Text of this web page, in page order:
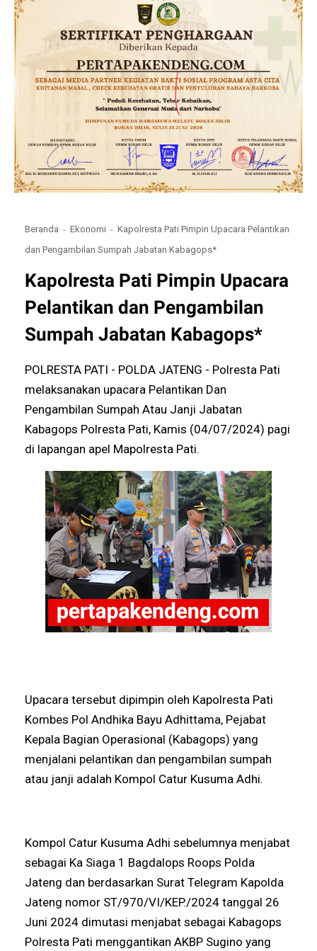
Beranda Ekonomi
Kapolresta Pati Pimpin Upacara Pelantikan
dan Pengambilan Sumpah Jabatan Kabagops*
Kapolresta Pati Pimpin Upacara
Pelantikan dan Pengambilan
Sumpah Jabatan Kabagops*
POLRESTA PATI - POLDA JATENG - Polresta Pati
melaksanakan upacara Pelantikan Dan
Pengambilan Sumpah Atau Janji Jabatan
Kabagops Polresta Pati, Kamis (04/07/2024) pagi
di lapangan apel Mapolresta Pati.
Upacara tersebut dipimpin oleh Kapolresta Pati
Kombes Pol Andhika Bayu Adhittama, Pejabat
Kepala Bagian Operasional (Kabagops) yang
menjalani pelantikan dan pengambilan sumpah
atau janji adalah Kompol Catur Kusuma Adhi.
Kompol Catur Kusuma Adhi sebelumnya menjabat
sebagai Ka Siaga 1 Bagdalops Roops Polda
Jateng dan berdasarkan Surat Telegram Kapolda
Jateng nomor ST/970/VI/KEP./2024 tanggal 26
Juni 2024 dimutasi menjabat sebagai Kabagops
Polresta Pati menggantikan AKBP Sugino yang